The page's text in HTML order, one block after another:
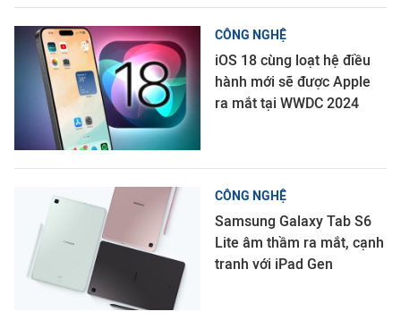
CÔNG NGHỆ
iOS 18 cùng loạt hệ điều
hành mới sẽ được Apple
ra mắt tại WWDC 2024
CÔNG NGHỆ
Samsung Galaxy Tab S6
Lite âm thầm ra mắt, cạnh
tranh với iPad Gen